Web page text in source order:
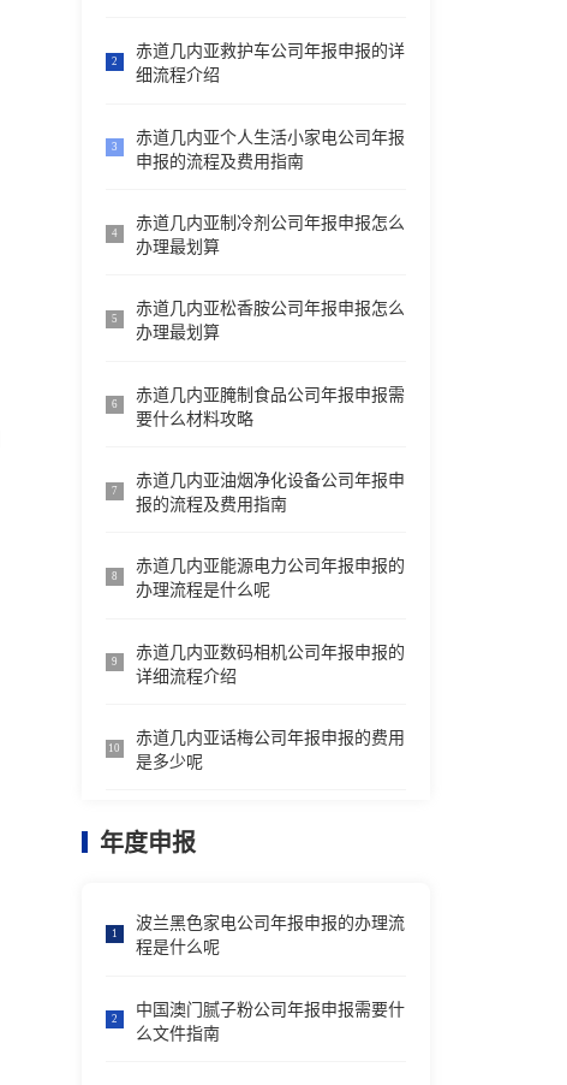
2
赤道几内亚救护车公司年报申报的详
细流程介绍
3
赤道几内亚个人生活小家电公司年报
申报的流程及费用指南
4
赤道几内亚制冷剂公司年报申报怎么
办理最划算
5
赤道几内亚松香胺公司年报申报怎么
办理最划算
6
赤道几内亚腌制食品公司年报申报需
要什么材料攻略
7
赤道几内亚油烟净化设备公司年报申
报的流程及费用指南
8
赤道几内亚能源电力公司年报申报的
办理流程是什么呢
9
赤道几内亚数码相机公司年报申报的
详细流程介绍
10
赤道几内亚话梅公司年报申报的费用
是多少呢
年度申报
1
波兰黑色家电公司年报申报的办理流
程是什么呢
2
中国澳门腻子粉公司年报申报需要什
么文件指南